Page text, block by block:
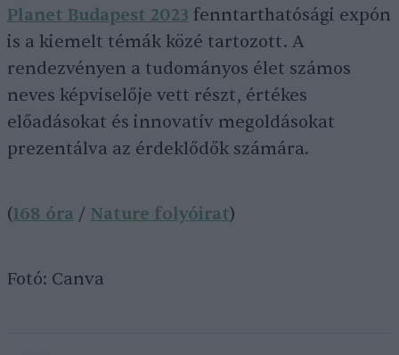
Planet Budapest 2023 fenntarthatósági expón
is a kiemelt témák közé tartozott. A
rendezvényen a tudományos élet számos
neves képviselője vett részt, értékes
előadásokat és innovatív megoldásokat
prezentálva az érdeklődők számára.
(168 óra / Nature folyóirat)
Fotó: Canva